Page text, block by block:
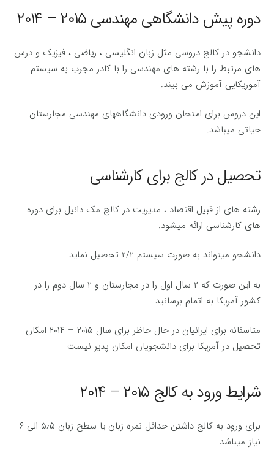
دوره پیش دانشگاهی مهندسی ۲۰۱۵ – ۲۰۱۴
دانشجو در کالج دروسی مثل زبان انگلیسی ، ریاضی ، فیزیک و درس
های مرتبط را با رشته های مهندسی را با کادر مجرب به سیستم
آموریکایی آموزش می بیند.
این دروس برای امتحان ورودی دانشگاههای مهندسی مجارستان
حیاتی میباشد.
تحصیل در کالج برای کارشناسی
رشته های از قبیل اقتصاد ، مدیریت در کالج مک دانیل برای دوره
های کارشناسی ارائه میشود.
دانشجو میتواند به صورت سیستم ۲/۲ تحصیل نماید
به این صورت که ۲ سال اول را در مجارستان و ۲ سال دوم را در
کشور آمریکا به اتمام برسانید
متاسفانه برای ایرانیان در حال حاظر برای سال ۲۰۱۵ – ۲۰۱۴ امکان
تحصیل در آمریکا برای دانشجویان امکان پذیر نیست
شرایط ورود به کالج ۲۰۱۵ – ۲۰۱۴
برای ورود به کالج داشتن حداقل نمره زبان یا سطح زبان ۵٫۵ الی ۶
نیاز میباشد